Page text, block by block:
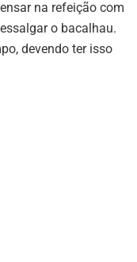
na refeição com
o bacalhau.
devendo ter isso